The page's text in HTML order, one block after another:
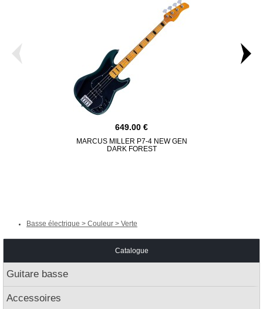
649.00
MARCUS MILLER P7-4 NEW GEN
DARK FOREST
Basse électrique > Couleur > Verte
Catalogue
Guitare basse
Accessoires